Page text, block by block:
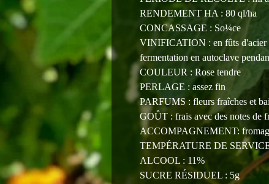
RENDEMENT HA : 80 ql/ha
CONCASSAGE : So¼ce
VINIFICATION : en fûts d'acier
fermentation en autoclave
COULEUR : Rose tendre
PERLAGE : assez fin
PARFUMS : fleurs fraîches et
GOÛT : frais avec des notes de
ACCOMPAGNEMENT:
TEMPÉRATURE DE
ALCOOL : 11%
SUCRE RÉSIDUEL : 5g